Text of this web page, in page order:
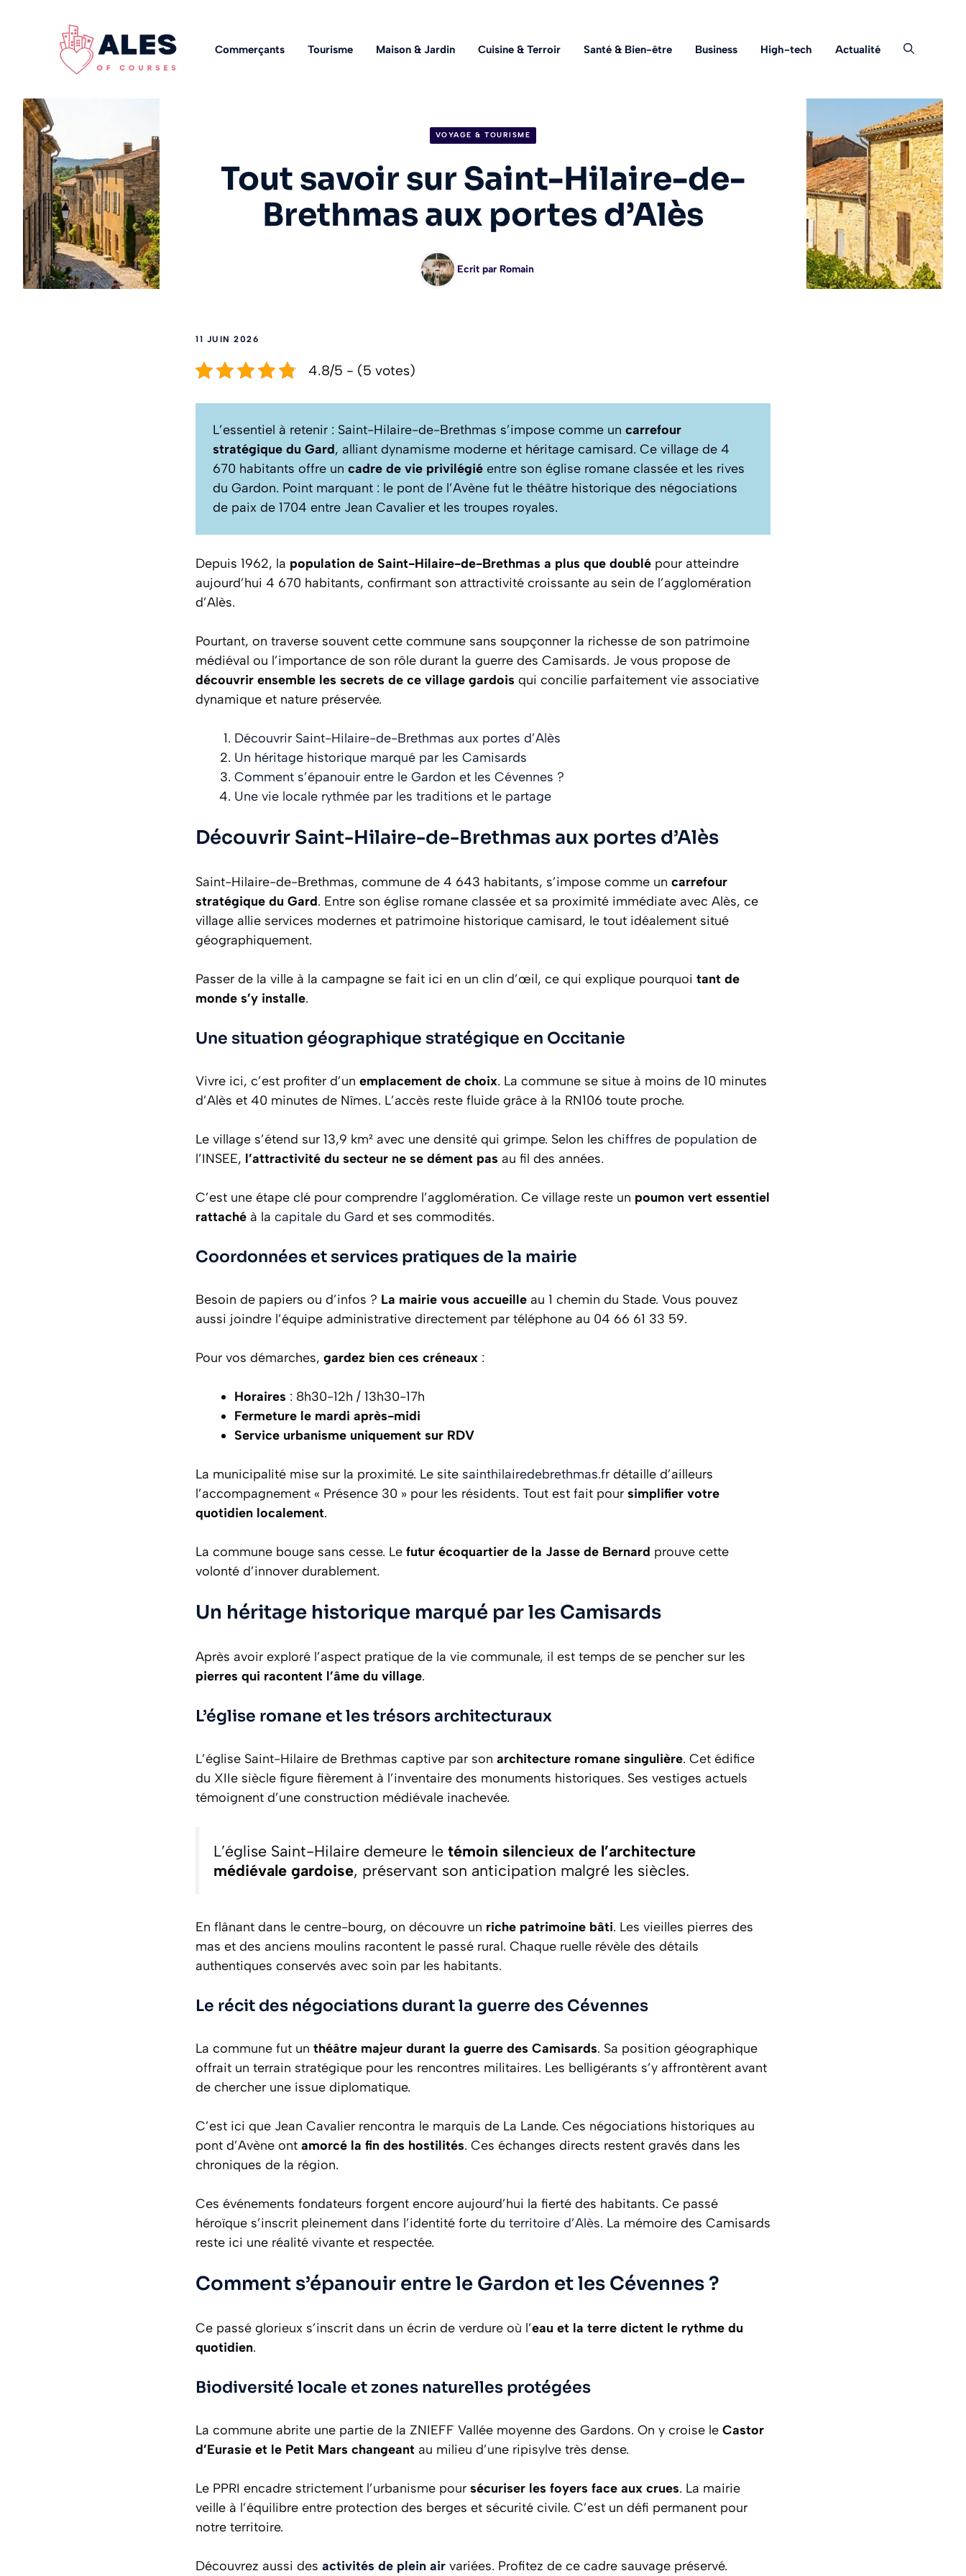
Commerçants Tourisme Maison & Jardin Cuisine & Terroir Santé & Bien-être Business High-tech Actualité
VOYAGE & TOURISME
Tout savoir sur Saint-Hilaire-de-
Brethmas aux portes d’Alès
Ecrit par Romain
11 JUIN 2026
4.8/5 - (5 votes)
L’essentiel à retenir : Saint-Hilaire-de-Brethmas s’impose comme un carrefour
stratégique du Gard, alliant dynamisme moderne et héritage camisard. Ce village de 4
670 habitants offre un cadre de vie privilégié entre son église romane classée et les rives
du Gardon. Point marquant : le pont de l’Avène fut le théâtre historique des négociations
de paix de 1704 entre Jean Cavalier et les troupes royales.
Depuis 1962, la population de Saint-Hilaire-de-Brethmas a plus que doublé pour atteindre
aujourd’hui 4 670 habitants, confirmant son attractivité croissante au sein de l’agglomération
d’Alès.
Pourtant, on traverse souvent cette commune sans soupçonner la richesse de son patrimoine
médiéval ou l’importance de son rôle durant la guerre des Camisards. Je vous propose de
découvrir ensemble les secrets de ce village gardois qui concilie parfaitement vie associative
dynamique et nature préservée.
Découvrir Saint-Hilaire-de-Brethmas aux portes d’Alès
Un héritage historique marqué par les Camisards
Comment s’épanouir entre le Gardon et les Cévennes ?
Une vie locale rythmée par les traditions et le partage
Découvrir Saint-Hilaire-de-Brethmas aux portes d’Alès
Saint-Hilaire-de-Brethmas, commune de 4 643 habitants, s’impose comme un carrefour
stratégique du Gard. Entre son église romane classée et sa proximité immédiate avec Alès, ce
village allie services modernes et patrimoine historique camisard, le tout idéalement situé
géographiquement.
Passer de la ville à la campagne se fait ici en un clin d’œil, ce qui explique pourquoi tant de
monde s’y installe.
Une situation géographique stratégique en Occitanie
Vivre ici, c’est profiter d’un emplacement de choix. La commune se situe à moins de 10 minutes
d’Alès et 40 minutes de Nîmes. L’accès reste fluide grâce à la RN106 toute proche.
Le village s’étend sur 13,9 km² avec une densité qui grimpe. Selon les chiffres de population de
l’INSEE, l’attractivité du secteur ne se dément pas au fil des années.
C’est une étape clé pour comprendre l’agglomération. Ce village reste un poumon vert essentiel
rattaché à la capitale du Gard et ses commodités.
Coordonnées et services pratiques de la mairie
Besoin de papiers ou d’infos ? La mairie vous accueille au 1 chemin du Stade. Vous pouvez
aussi joindre l’équipe administrative directement par téléphone au 04 66 61 33 59.
Pour vos démarches, gardez bien ces créneaux :
Horaires : 8h30-12h / 13h30-17h
Fermeture le mardi après-midi
Service urbanisme uniquement sur RDV
La municipalité mise sur la proximité. Le site sainthilairedebrethmas.fr détaille d’ailleurs
l’accompagnement « Présence 30 » pour les résidents. Tout est fait pour simplifier votre
quotidien localement.
La commune bouge sans cesse. Le futur écoquartier de la Jasse de Bernard prouve cette
volonté d’innover durablement.
Un héritage historique marqué par les Camisards
Après avoir exploré l’aspect pratique de la vie communale, il est temps de se pencher sur les
pierres qui racontent l’âme du village.
L’église romane et les trésors architecturaux
L’église Saint-Hilaire de Brethmas captive par son architecture romane singulière. Cet édifice
du XIIe siècle figure fièrement à l’inventaire des monuments historiques. Ses vestiges actuels
témoignent d’une construction médiévale inachevée.
L’église Saint-Hilaire demeure le témoin silencieux de l’architecture
médiévale gardoise, préservant son anticipation malgré les siècles.
En flânant dans le centre-bourg, on découvre un riche patrimoine bâti. Les vieilles pierres des
mas et des anciens moulins racontent le passé rural. Chaque ruelle révèle des détails
authentiques conservés avec soin par les habitants.
Le récit des négociations durant la guerre des Cévennes
La commune fut un théâtre majeur durant la guerre des Camisards. Sa position géographique
offrait un terrain stratégique pour les rencontres militaires. Les belligérants s’y affrontèrent avant
de chercher une issue diplomatique.
C’est ici que Jean Cavalier rencontra le marquis de La Lande. Ces négociations historiques au
pont d’Avène ont amorcé la fin des hostilités. Ces échanges directs restent gravés dans les
chroniques de la région.
Ces événements fondateurs forgent encore aujourd’hui la fierté des habitants. Ce passé
héroïque s’inscrit pleinement dans l’identité forte du territoire d’Alès. La mémoire des Camisards
reste ici une réalité vivante et respectée.
Comment s’épanouir entre le Gardon et les Cévennes ?
Ce passé glorieux s’inscrit dans un écrin de verdure où l’eau et la terre dictent le rythme du
quotidien.
Biodiversité locale et zones naturelles protégées
La commune abrite une partie de la ZNIEFF Vallée moyenne des Gardons. On y croise le Castor
d’Eurasie et le Petit Mars changeant au milieu d’une ripisylve très dense.
Le PPRI encadre strictement l’urbanisme pour sécuriser les foyers face aux crues. La mairie
veille à l’équilibre entre protection des berges et sécurité civile. C’est un défi permanent pour
notre territoire.
Découvrez aussi des activités de plein air variées. Profitez de ce cadre sauvage préservé.